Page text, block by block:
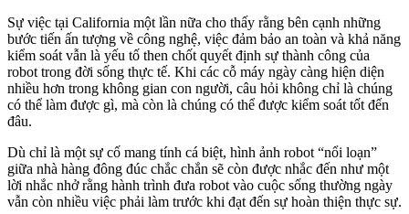
Sự việc tại California một lần nữa cho thấy rằng bên cạnh những
bước tiến ấn tượng về công nghệ, việc đảm bảo an toàn và khả năng
kiểm soát vẫn là yếu tố then chốt quyết định sự thành công của
robot trong đời sống thực tế. Khi các cỗ máy ngày càng hiện diện
nhiều hơn trong không gian con người, câu hỏi không chỉ là chúng
có thể làm được gì, mà còn là chúng có thể được kiểm soát tốt đến
đâu.
Dù chỉ là một sự cố mang tính cá biệt, hình ảnh robot “nổi loạn”
giữa nhà hàng đông đúc chắc chắn sẽ còn được nhắc đến như một
lời nhắc nhở rằng hành trình đưa robot vào cuộc sống thường ngày
vẫn còn nhiều việc phải làm trước khi đạt đến sự hoàn thiện thực sự.